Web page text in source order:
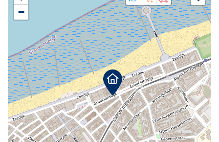
FacebookInstagram
Waardebepaling
−